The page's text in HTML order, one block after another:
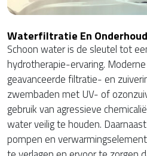
Waterfiltratie En
Schoon water is de sleutel tot
hydrotherapie-ervaring.
geavanceerde filtratie- en
zwembaden met UV- of
gebruik van agressieve
water veilig te houden.
pompen en